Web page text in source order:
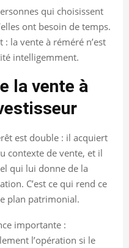
qui choisissent
ont besoin de temps.
la vente à réméré n’est
intelligemment.
la vente à
est double : il acquiert
contexte de vente, et il
qui lui donne de la
C’est ce qui rend ce
plan patrimonial.
importante :
l’opération si le